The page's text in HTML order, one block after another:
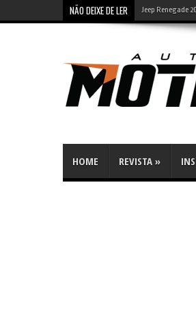
NÃO DEIXE DE LER Jeep Renegade
HOME REVISTA »